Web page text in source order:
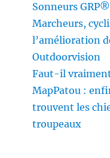
Sonneurs GRP®
Marcheurs,
l’amélioration
Outdoorvision
Faut-il vraiment
MapPatou :
trouvent les
troupeaux